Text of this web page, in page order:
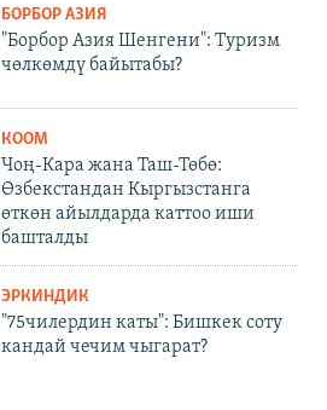
БОРБОР АЗИЯ
"Борбор Азия Шенгени": Туризм
чөлкөмдү байытабы?
КООМ
Чоң-Кара жана Таш-Төбө:
Өзбекстандан Кыргызстанга
өткөн айылдарда каттоо иши
башталды
ЭРКИНДИК
"75чилердин каты": Бишкек соту
кандай чечим чыгарат?